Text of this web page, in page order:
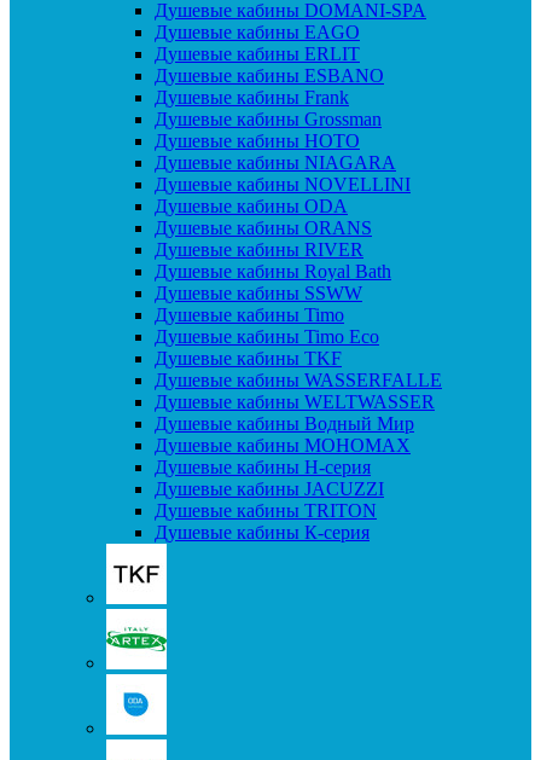
Душевые кабины DOMANI-SPA
Душевые кабины EAGO
Душевые кабины ERLIT
Душевые кабины ESBANO
Душевые кабины Frank
Душевые кабины Grossman
Душевые кабины HOTO
Душевые кабины NIAGARA
Душевые кабины NOVELLINI
Душевые кабины ODA
Душевые кабины ORANS
Душевые кабины RIVER
Душевые кабины Royal Bath
Душевые кабины SSWW
Душевые кабины Timo
Душевые кабины Timo Eco
Душевые кабины TKF
Душевые кабины WASSERFALLE
Душевые кабины WELTWASSER
Душевые кабины Водный Мир
Душевые кабины МОНОМАХ
Душевые кабины H-серия
Душевые кабины JACUZZI
Душевые кабины TRITON
Душевые кабины К-серия